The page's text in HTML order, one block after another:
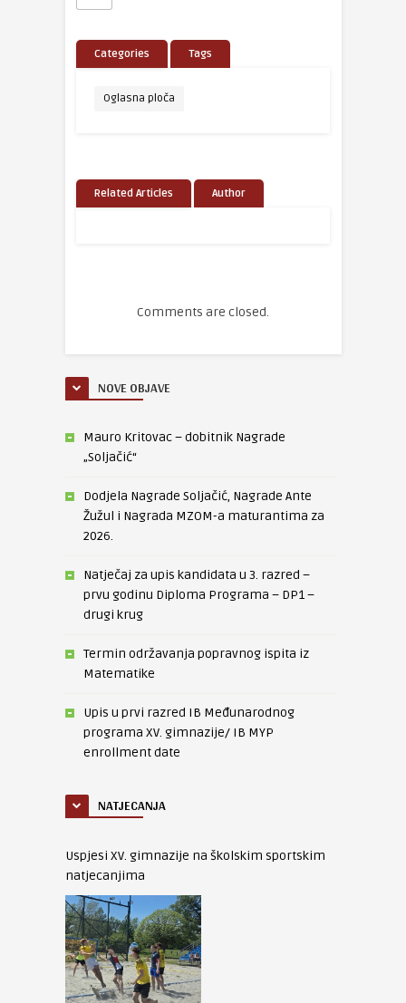
Categories Tags
Oglasna ploča
Related Articles Author
Comments are closed.
NOVE OBJAVE
Mauro Kritovac – dobitnik Nagrade
„Soljačić“
Dodjela Nagrade Soljačić, Nagrade Ante
Žužul i Nagrada MZOM-a maturantima za
2026.
Natječaj za upis kandidata u 3. razred –
prvu godinu Diploma Programa – DP1 –
drugi krug
Termin održavanja popravnog ispita iz
Matematike
Upis u prvi razred IB Međunarodnog
programa XV. gimnazije/ IB MYP
enrollment date
NATJECANJA
Uspjesi XV. gimnazije na školskim sportskim
natjecanjima